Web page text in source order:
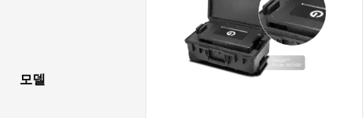
모델